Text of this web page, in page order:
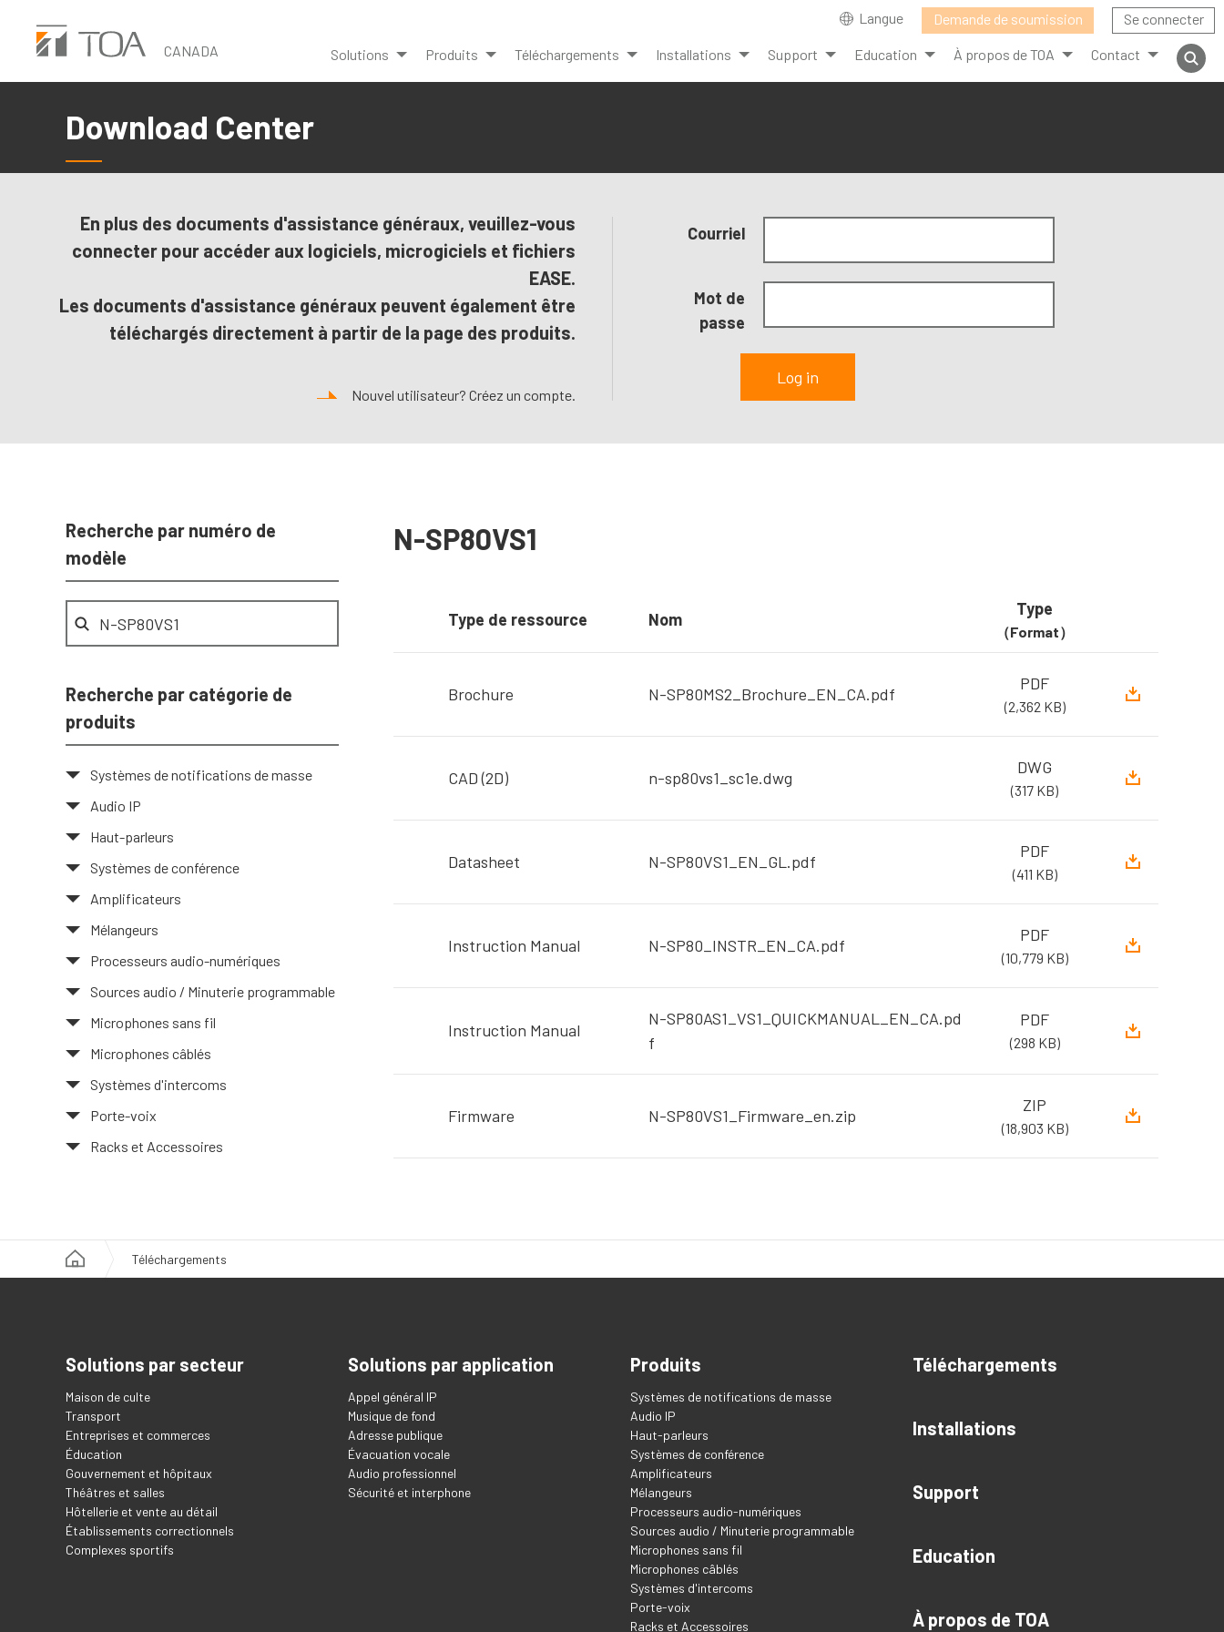
content
CANADA
Langue Demande de soumission Se connecter
Solutions Produits Téléchargements Installations Support Education À propos de TOA Contact
Download Center
En plus des documents d'assistance généraux, veuillez-vous
connecter pour accéder aux logiciels, microgiciels et fichiers
EASE.
Les documents d'assistance généraux peuvent également être
téléchargés directement à partir de la page des produits.
Nouvel utilisateur? Créez un compte.
Courriel
Mot de
passe
Recherche par numéro de
modèle
Recherche par catégorie de
produits
Systèmes de notifications de masse
Audio IP
Haut-parleurs
Systèmes de conférence
Amplificateurs
Mélangeurs
Processeurs audio-numériques
Sources audio / Minuterie programmable
Microphones sans fil
Microphones câblés
Systèmes d'intercoms
Porte-voix
Racks et Accessoires
N-SP80VS1
Type de ressource Nom
Type
（Format）
Brochure N-SP80MS2_Brochure_EN_CA.pdf
PDF
(2,362 KB)
CAD (2D) n-sp80vs1_sc1e.dwg
DWG
(317 KB)
Datasheet N-SP80VS1_EN_GL.pdf
PDF
(411 KB)
Instruction Manual N-SP80_INSTR_EN_CA.pdf
PDF
(10,779 KB)
Instruction Manual
N-SP80AS1_VS1_QUICKMANUAL_EN_CA.pd
f
PDF
(298 KB)
Firmware N-SP80VS1_Firmware_en.zip
ZIP
(18,903 KB)
Téléchargements
Solutions par secteur
Maison de culte
Transport
Entreprises et commerces
Éducation
Gouvernement et hôpitaux
Théâtres et salles
Hôtellerie et vente au détail
Établissements correctionnels
Complexes sportifs
Solutions par application
Appel général IP
Musique de fond
Adresse publique
Évacuation vocale
Audio professionnel
Sécurité et interphone
Produits
Systèmes de notifications de masse
Audio IP
Haut-parleurs
Systèmes de conférence
Amplificateurs
Mélangeurs
Processeurs audio-numériques
Sources audio / Minuterie programmable
Microphones sans fil
Microphones câblés
Systèmes d'intercoms
Porte-voix
Racks et Accessoires
Téléchargements
Installations
Support
Education
À propos de TOA